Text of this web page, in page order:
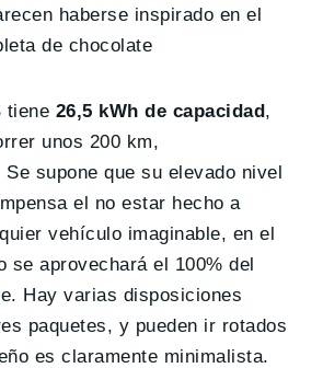
haberse inspirado en el
de chocolate
tiene 26,5 kWh de capacidad ,
unos 200 km,
supone que su elevado nivel
el no estar hecho a
vehículo imaginable, en el
se aprovechará el 100% del
Hay varias disposiciones
paquetes, y pueden ir rotados
es claramente minimalista.